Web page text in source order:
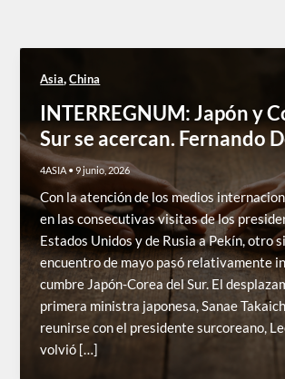
Asia,China
INTERREGNUM: Japón y
Sur se acercan. Fernando
4ASIA•9 junio, 2026
Con la atención de los medios
en las consecutivas visitas de los
Estados Unidos y de Rusia a Pekín, otro
encuentro de mayo pasó relativamente
cumbre Japón-Corea del Sur. El
primera ministra japonesa, Sanae
reunirse con el presidente surcoreano,
volvió […]